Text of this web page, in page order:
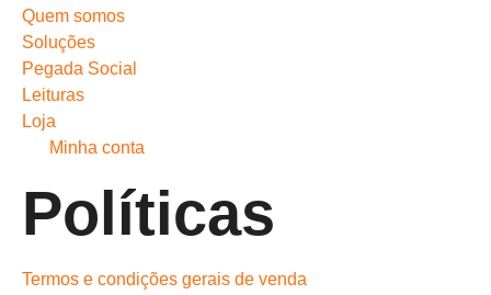
Quem somos
Soluções
Pegada Social
Leituras
Loja
Minha conta
Políticas
Termos e condições gerais de venda